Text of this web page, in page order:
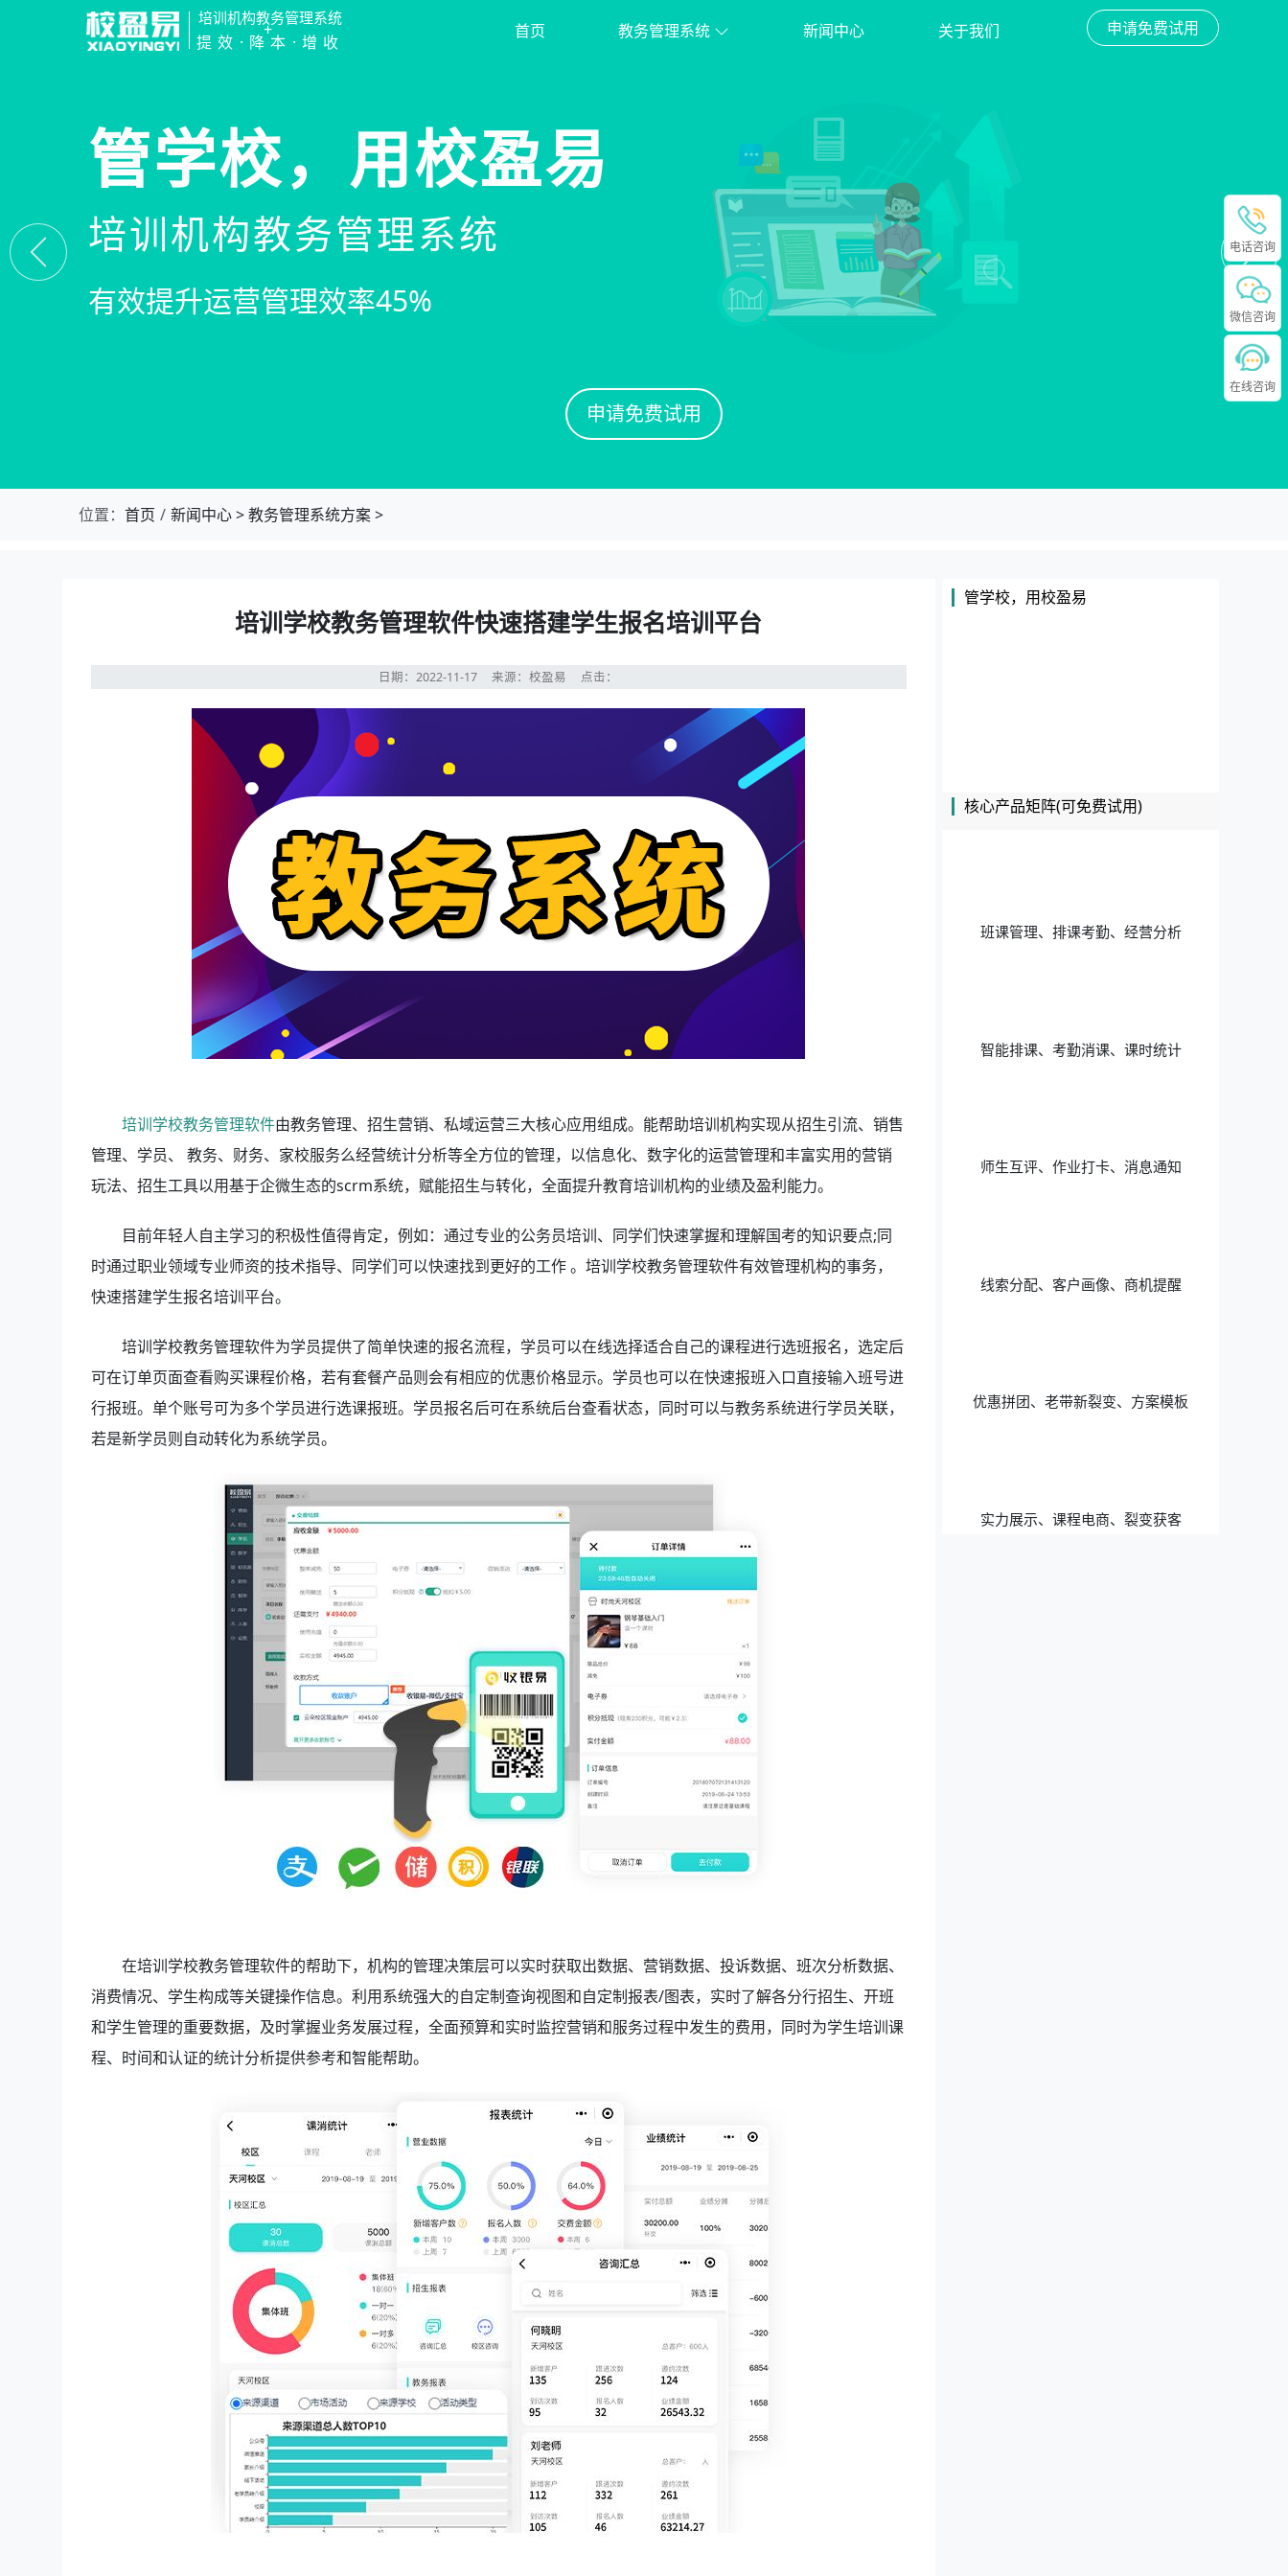
培训机构教务管理系统
+
提效·降本·增收
首页 教务管理系统 新闻中心 关于我们 申请免费试用
管学校，用校盈易
培训机构教务管理系统
有效提升运营管理效率45%
申请免费试用
位置： 首页 新闻中心>教务管理系统方案>
培训学校教务管理软件快速搭建学生报名培训平台
日期：2022-11-17来源：校盈易 点击：
培训学校教务管理软件由教务管理、招生营销、私域运营三大核心应用组成。能帮助培训机构实现从招生引流、销售
管理、学员、 教务、财务、家校服务么经营统计分析等全方位的管理，以信息化、数字化的运营管理和丰富实用的营销
玩法、招生工具以用基于企微生态的scrm系统，赋能招生与转化，全面提升教育培训机构的业绩及盈利能力。
目前年轻人自主学习的积极性值得肯定，例如：通过专业的公务员培训、同学们快速掌握和理解国考的知识要点;同
时通过职业领域专业师资的技术指导、同学们可以快速找到更好的工作 。培训学校教务管理软件有效管理机构的事务，
快速搭建学生报名培训平台。
培训学校教务管理软件为学员提供了简单快速的报名流程，学员可以在线选择适合自己的课程进行选班报名，选定后
可在订单页面查看购买课程价格，若有套餐产品则会有相应的优惠价格显示。学员也可以在快速报班入口直接输入班号进
行报班。单个账号可为多个学员进行选课报班。学员报名后可在系统后台查看状态，同时可以与教务系统进行学员关联，
若是新学员则自动转化为系统学员。
在培训学校教务管理软件的帮助下，机构的管理决策层可以实时获取出数据、营销数据、投诉数据、班次分析数据、
消费情况、学生构成等关键操作信息。利用系统强大的自定制查询视图和自定制报表/图表，实时了解各分行招生、开班
和学生管理的重要数据，及时掌握业务发展过程，全面预算和实时监控营销和服务过程中发生的费用，同时为学生培训课
程、时间和认证的统计分析提供参考和智能帮助。
管学校，用校盈易
核心产品矩阵(可免费试用)
班课管理、排课考勤、经营分析
智能排课、考勤消课、课时统计
师生互评、作业打卡、消息通知
线索分配、客户画像、商机提醒
优惠拼团、老带新裂变、方案模板
实力展示、课程电商、裂变获客
电话咨询
微信咨询
在线咨询